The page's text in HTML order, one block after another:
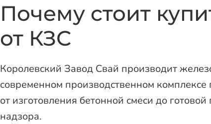
Почему стоит
от КЗС
Королевский Завод Свай производит
современном производственном
от изготовления бетонной смеси до
надзора.